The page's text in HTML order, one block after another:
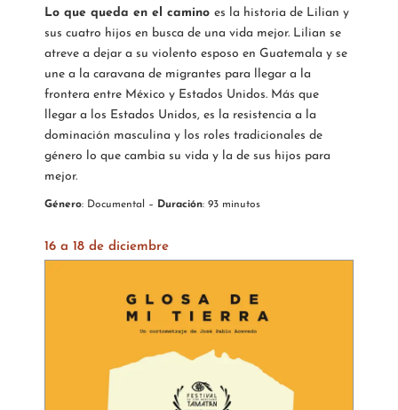
Lo que queda en el camino es la historia de Lilian y
sus cuatro hijos en busca de una vida mejor. Lilian se
atreve a dejar a su violento esposo en Guatemala y se
une a la caravana de migrantes para llegar a la
frontera entre México y Estados Unidos. Más que
llegar a los Estados Unidos, es la resistencia a la
dominación masculina y los roles tradicionales de
género lo que cambia su vida y la de sus hijos para
mejor.
Género: Documental – Duración: 93 minutos
16 a 18 de diciembre